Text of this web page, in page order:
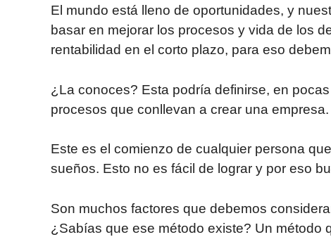
El mundo está lleno de oportunidades, y
basar en mejorar los procesos y vida de los
rentabilidad en el corto plazo, para eso
¿La conoces? Esta podría definirse, en
procesos que conllevan a crear una empresa.
Este es el comienzo de cualquier persona
sueños. Esto no es fácil de lograr y por eso
Son muchos factores que debemos
¿Sabías que ese método existe? Un método